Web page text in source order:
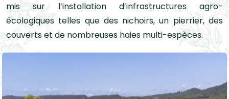
mis sur l’installation d’infrastructures agro-
écologiques telles que des nichoirs, un pierrier, des
couverts et de nombreuses haies multi-espèces.